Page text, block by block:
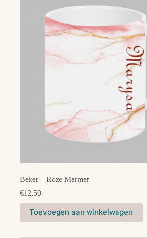
Beker – Roze Marmer
€12,50
Toevoegen aan winkelwagen